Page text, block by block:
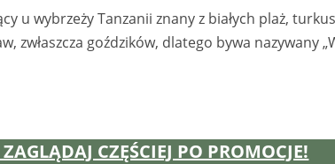
u wybrzeży Tanzanii znany z białych plaż,
zwłaszcza goździków, dlatego bywa nazywany
CZĘŚCIEJ PO PROMOCJE!